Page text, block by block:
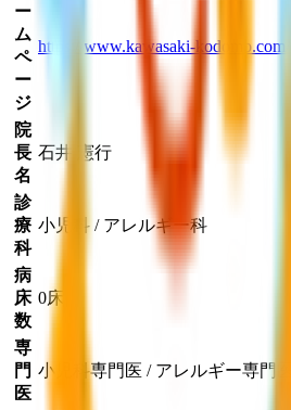
ー
ム
ペ
ー
ジ
https://www.kawasaki-kodomo.com/
院
長
名
石井 憲行
診
療
科
小児科 / アレルギー科
病
床
数
0床
専
門
医
小児科専門医 / アレルギー専門医